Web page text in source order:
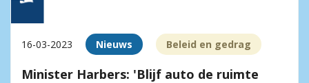
16-03-2023 Nieuws Beleid en gedrag
Minister Harbers: 'Blijf auto de ruimte